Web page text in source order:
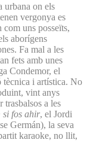
urbana on els
vergonya es
com uns posseïts,
aborígens
Fa mal a les
fets amb unes
Condemor, el
tècnica i artística. No
vint anys
trasbalsos a les
si fos ahir, el Jordi
Germán), la seva
karaoke, no llit,